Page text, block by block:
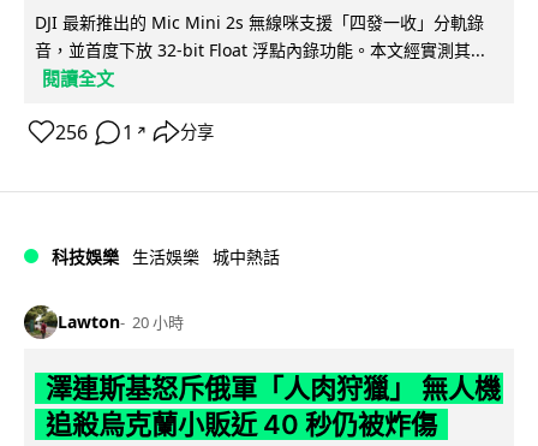
DJI 最新推出的 Mic Mini 2s 無線咪支援「四發一收」分軌錄
音，並首度下放 32-bit Float 浮點內錄功能。本文經實測其...
閱讀全文
256 1 ↗ 分享
科技娛樂 生活娛樂 城中熱話
Lawton 20 小時
澤連斯基怒斥俄軍「人肉狩獵」 無人機
追殺烏克蘭小販近 40 秒仍被炸傷